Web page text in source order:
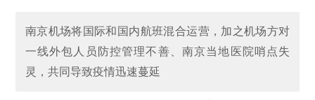
南京机场将国际和国内航班混合运营，加之机场方对
一线外包人员防控管理不善、南京当地医院哨点失
灵，共同导致疫情迅速蔓延